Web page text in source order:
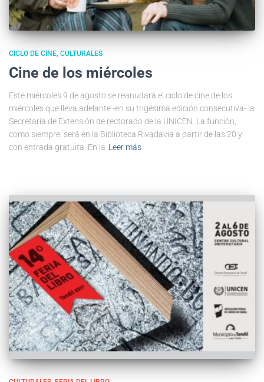
CICLO DE CINE CULTURALES
Cine de los miércoles
Este miércoles 9 de agosto se reanudará el ciclo de cine de los
miércoles que lleva adelante -en su trigésima edición consecutiva- la
Secretaría de Extensión de rectorado de la UNICEN. La función,
como siempre, será en la Biblioteca Rivadavia a partir de las 20 y
con entrada gratuita. En la Leer más